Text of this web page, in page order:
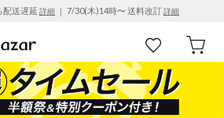
配送遅延 詳細 ｜ 7/30(木)14時〜 送料改訂詳細